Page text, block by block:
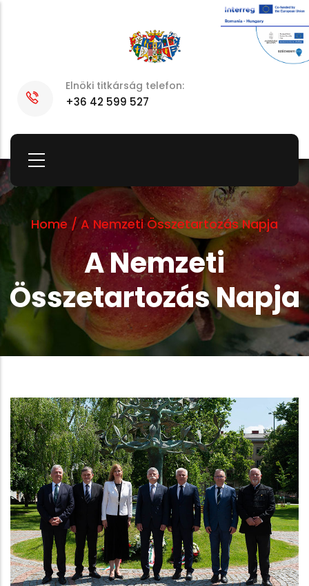
Elnöki titkárság telefon:
+36 42 599 527
Home / A Nemzeti Összetartozás Napja
A Nemzeti
Összetartozás Napja